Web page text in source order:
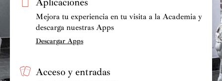
Mejora tu experiencia en tu visita a la Academia y
descarga nuestras Apps
Descargar Apps
Acceso y entradas